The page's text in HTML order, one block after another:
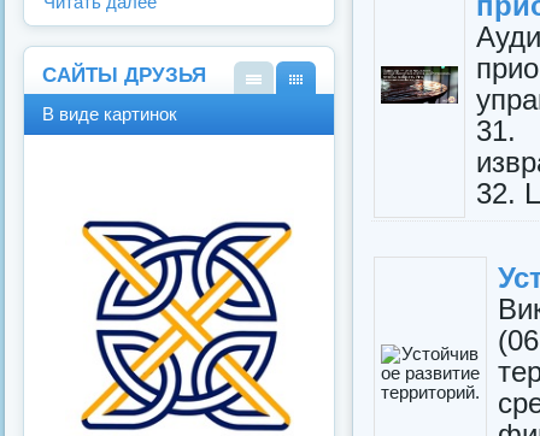
31.
32.
САЙТЫ ДРУЗЬЯ
В виде картинок